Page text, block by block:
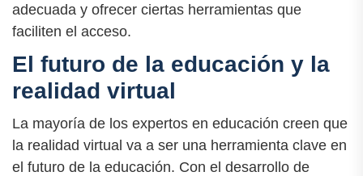
adecuada y ofrecer ciertas herramientas que
faciliten el acceso.
El futuro de la educación y la
realidad virtual
La mayoría de los expertos en educación creen que
la realidad virtual va a ser una herramienta clave en
el futuro de la educación. Con el desarrollo de